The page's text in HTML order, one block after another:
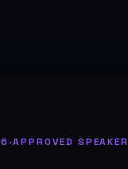
·APPROVED SPEAKER